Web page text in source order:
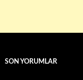
SON YORUMLAR